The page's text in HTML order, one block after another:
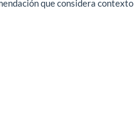
que considera contexto